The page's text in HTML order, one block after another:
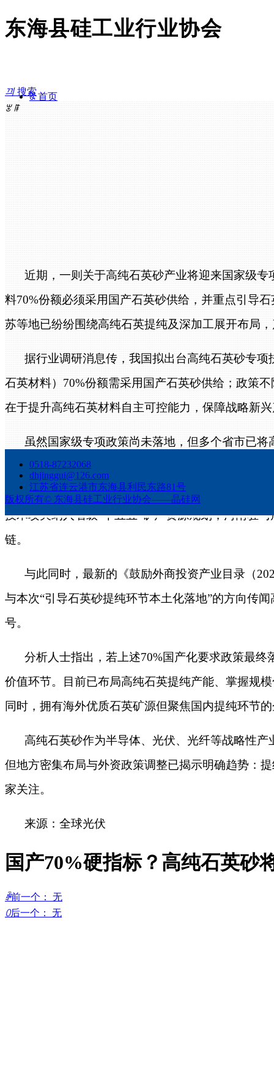
东海县硅工业行业协会
끠 搜索
文章
ꀇ 首页
ꂃ ꁹ
近期，一则关于高纯石英砂产业将迎来国家级
料70%份额必须采用国产石英砂供给，并重点引导
苏等地已纷纷围绕高纯石英提纯及深加工展开布局
据行业调研消息传，我国拟出台高纯石英砂专
石英材料） 70%份额需采用国产石英砂供给；政策
在于提升高纯石英材料自主可控能力，保障战略新
虽然国家级专项政策尚未落地，但多个省市已
组建专职招商专班，推动硅基产业产值增长；河南
业技术研究院”；广西灌阳县引进企业量产纯度达
技术攻关纳入省级“十五五”矿产资源规划；河南驻
链。
与此同时，最新的《鼓励外商投资产业目录（
与本次“引导石英砂提纯环节本土化落地”的方向传
号。
分析人士指出，若上述70%国产化要求政策最终
价值环节。目前已布局高纯石英提纯产能、掌握规
同时，拥有海外优质石英矿源但聚焦国内提纯环节
高纯石英砂作为半导体、光伏、光纤等战略性
但地方密集布局与外资政策调整已揭示明确趋势：
家关注。
来源：全球光伏
国产70%硬指标？高纯石英砂
ꄴ前一个：
无
ꄲ后一个： 无
0518-87232068
dhjinggui@126.com
江苏省连云港市东海县利民东路81号
版权所有© 东海县硅工业行业协会——晶硅网